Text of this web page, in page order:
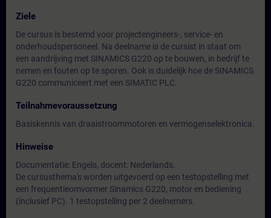
Ziele
De cursus is bestemd voor projectengineers-, service- en
onderhoudspersoneel. Na deelname is de cursist in staat om
een aandrijving met SINAMICS G220 op te bouwen, in bedrijf te
nemen en fouten op te sporen. Ook is duidelijk hoe de SINAMICS
G220 communiceert met een SIMATIC PLC.
Teilnahmevoraussetzung
Basiskennis van draaistroommotoren en vermogenselektronica.
Hinweise
Documentatie: Engels, docent: Nederlands.
De cursusthema's worden uitgevoerd op een testopstelling met
een frequentieomvormer Sinamics G220, motor en bediening
(inclusief PC). 1 testopstelling per 2 deelnemers.